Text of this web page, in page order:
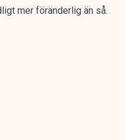
mer föränderlig än så.